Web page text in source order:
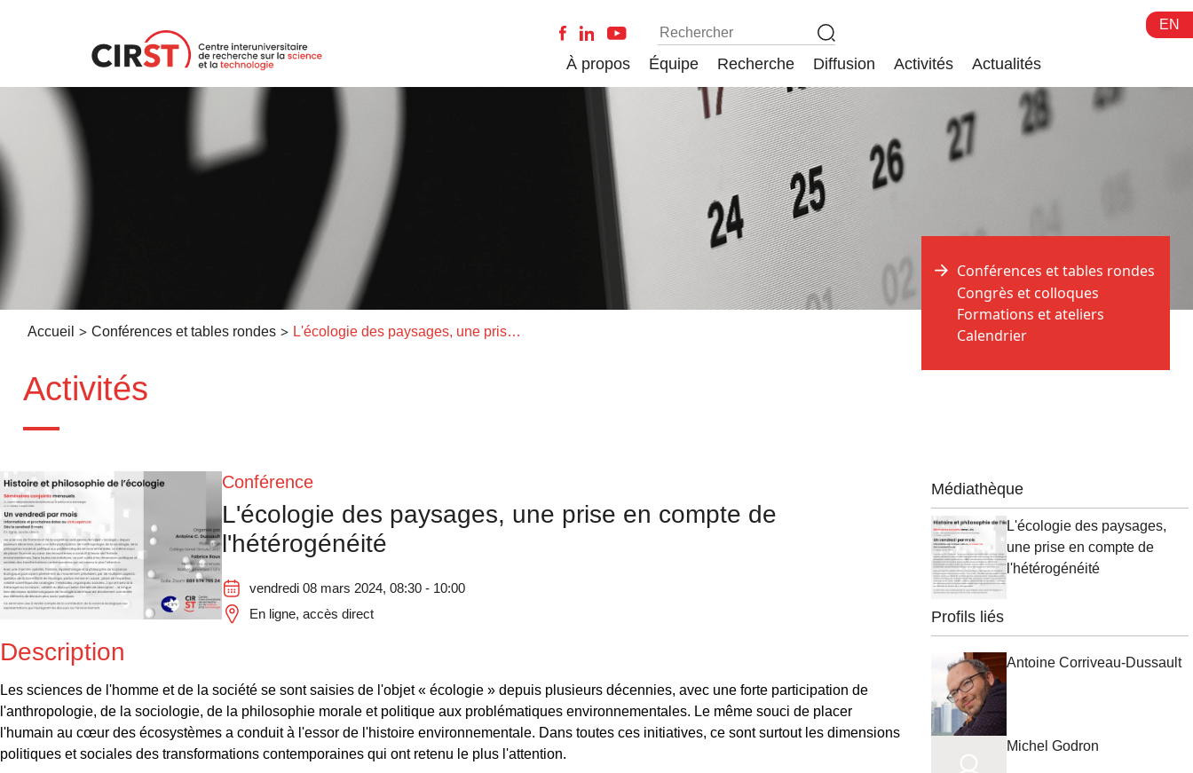
EN
À propos Équipe Recherche Diffusion Activités Actualités
Accueil > Conférences et tables rondes > L'écologie des paysages, une prise en compte de l'hétérogénéité
Activités
Conférences et tables rondes
Congrès et colloques
Formations et ateliers
Calendrier
Conférence
L'écologie des paysages, une prise en compte de
l'hétérogénéité
vendredi 08 mars 2024, 08:30 - 10:00
En ligne, accès direct
Description
Les sciences de l'homme et de la société se sont saisies de l'objet « écologie » depuis plusieurs décennies, avec une forte participation de
l'anthropologie, de la sociologie, de la philosophie morale et politique aux problématiques environnementales. Le même souci de placer
l'humain au cœur des écosystèmes a conduit à l'essor de l'histoire environnementale. Dans toutes ces initiatives, ce sont surtout les dimensions
politiques et sociales des transformations contemporaines qui ont retenu le plus l'attention.
Médiathèque
L'écologie des paysages,
une prise en compte de
l'hétérogénéité
Profils liés
Antoine Corriveau-Dussault
Michel Godron